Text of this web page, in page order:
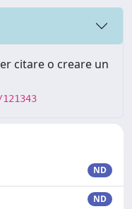
citare o creare un
ND
ND